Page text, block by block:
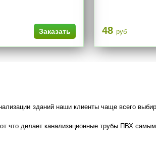
Заказать 48 руб
зданий наши клиенты чаще всего
что делает канализационные трубы ПВХ